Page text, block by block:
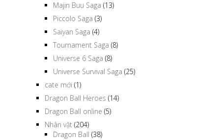
Majin Buu Saga (13)
Piccolo Saga (3)
Saiyan Saga (4)
Tournament Saga (8)
Universe 6 Saga (8)
Universe Survival Saga (25)
cate mới (1)
Dragon Ball Heroes (14)
Dragon Ball online (5)
Nhân vật (204)
Dragon Ball (38)